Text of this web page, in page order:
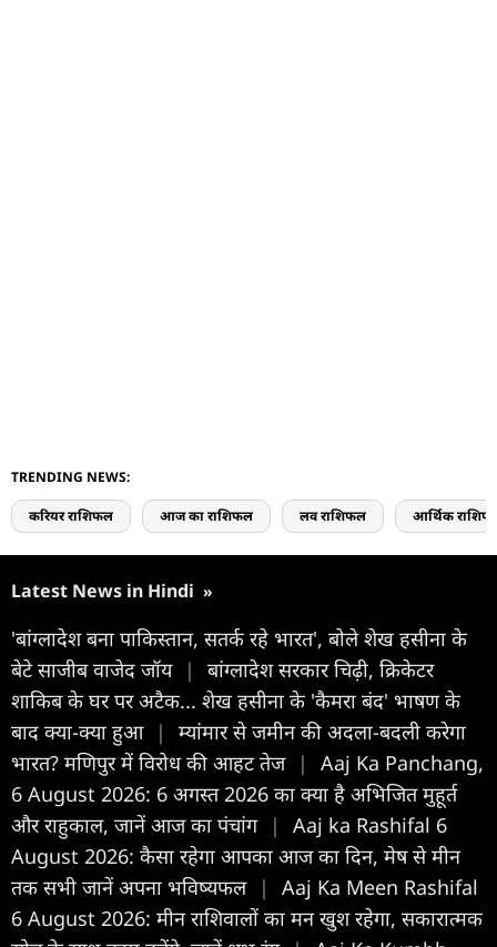
TRENDING NEWS:
करियर राशिफल आज का राशिफल लव राशिफल आर्थिक
Latest News in Hindi »
'बांग्लादेश बना पाकिस्तान, सतर्क रहे भारत', बोले शेख हसीना के
बेटे साजीब वाजेद जॉय |
बांग्लादेश सरकार चिढ़ी, क्रिकेटर
शाकिब के घर पर अटैक... शेख हसीना के 'कैमरा बंद' भाषण के
बाद क्या-क्या हुआ |
म्यांमार से जमीन की अदला-बदली करेगा
भारत? मणिपुर में विरोध की आहट तेज |
Aaj Ka Panchang,
6 August 2026: 6 अगस्त 2026 का क्या है अभिजित मुहूर्त
और राहुकाल, जानें आज का पंचांग |
Aaj ka Rashifal 6
August 2026: कैसा रहेगा आपका आज का द‍िन, मेष से मीन
तक सभी जानें अपना भविष्यफल |
Aaj Ka Meen Rashifal
6 August 2026: मीन राशिवालों का मन खुश रहेगा, सकारात्मक